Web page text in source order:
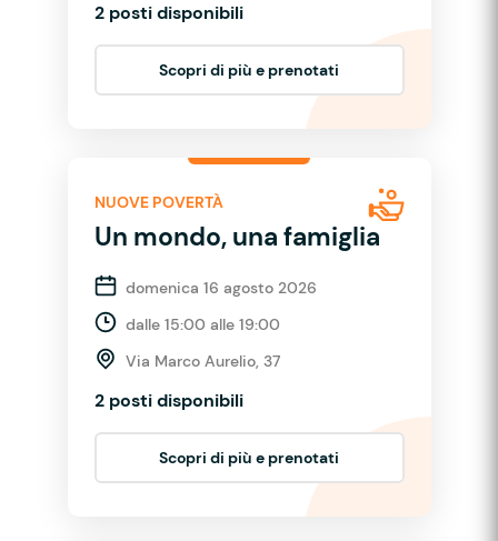
2 posti disponibili
Scopri di più e prenotati
NUOVE POVERTÀ
Un mondo, una famiglia
domenica 16 agosto 2026
dalle 15:00 alle 19:00
Via Marco Aurelio, 37
2 posti disponibili
Scopri di più e prenotati